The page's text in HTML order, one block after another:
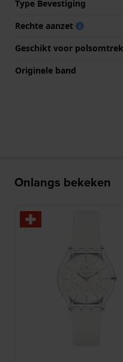
Type Bevestiging
Rechte aanzet
Geschikt voor polsomtrek
Originele band
Onlangs bekeken